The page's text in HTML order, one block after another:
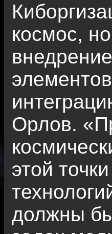
космос,
Орлов.
этой
должны